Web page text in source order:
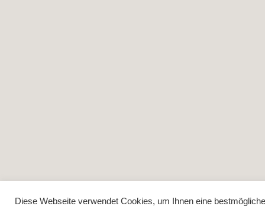
Diese Webseite verwendet Cookies, um Ihnen eine